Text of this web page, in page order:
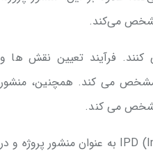
مشخص می‌کند.
کنند. فرآیند تعیین نقش ها و
مشخص می کند. همچنین، منشور
مشخص می کند.
، این سند در IPD (Initiative for Policy Dialogue) به عنوان منشور پروژه و در